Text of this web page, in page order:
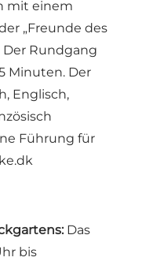
mit einem
„Freunde des
Der Rundgang
Minuten. Der
Englisch,
Führung für
Das
bis